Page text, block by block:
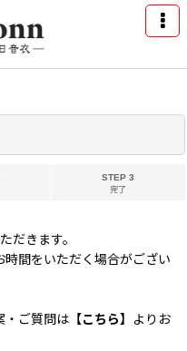
STEP 3
完了
だきます。
時間をいただく場合がござい
・ご質問は 【こちら】
よりお